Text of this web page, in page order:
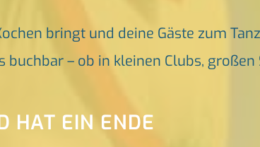
bringt und deine Gäste zum
– ob in kleinen Clubs,
HAT EIN ENDE